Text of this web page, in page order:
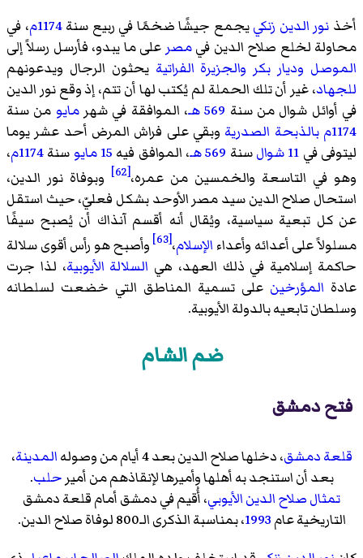
أخذ نور الدين زنكييجمع جيشًا ضخمًا في ربيع سنة1174م ، في
محاولة لخلع صلاح الدين فيمصر على ما يبدو، فأرسل رسلاً إلى
الموصل وديار بكر والجزيرة الفراتية يحثون الرجال ويدعونهم
للجهاد، غير أن تلك الحملة لم يُكتب لها أن تتم، إذ وقع نور الدين
في أوائل شوال من سنة 569 هـ ، الموافقة في شهرمايو من سنة
1174م
بالذبحة الصدرية وبقي على فراش المرض أحد عشر يوما
ليتوفى في 11 شوال سنة 569 هـ ، الموافق فيه 15 مايو سنة1174م ،
وهو في التاسعة والخمسين من عمره،[62]
وبوفاة نور الدين،
استحال صلاح الدين سيد مصر الأوحد بشكل فعليّ، حيث استقل
عن كل تبعية سياسية، ويُقال أنه أقسم آنذاك أن يُصبح سيفًا
مسلولاً على أعدائه وأعداء الإسلام،[63]
وأصبح هو رأس أقوى سلالة
حاكمة إسلامية في ذلك العهد، هي السلالة الأيوبية، لذا جرت
عادة المؤرخين على تسمية المناطق التي خضعت لسلطانه
وسلطان تابعيه بالدولة الأيوبية.
ضم الشام
فتح دمشق
قلعة دمشق، دخلها صلاح الدين بعد 4 أيام من وصوله المدينة،
بعد أن استنجد به أهلها وأميرها لإنقاذهم من أمير حلب.
تمثال صلاح الدين الأيوبي، أُقيم في دمشق أمام قلعة دمشق
التاريخية عام1993، بمناسبة الذكرى الـ800 لوفاة صلاح الدين.